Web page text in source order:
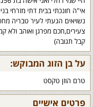
אי"ה חונכתי בבית דתי מזרחי
נשויאים הגעתי לעיר טבריה
צעירים,חכם מפרגן ואוהב ולא
קבל תגובה)
על בן הזוג המבוקש:
טרם הוזן טקסט
פרטים אישיים